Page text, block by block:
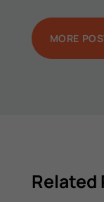
MORE
Related